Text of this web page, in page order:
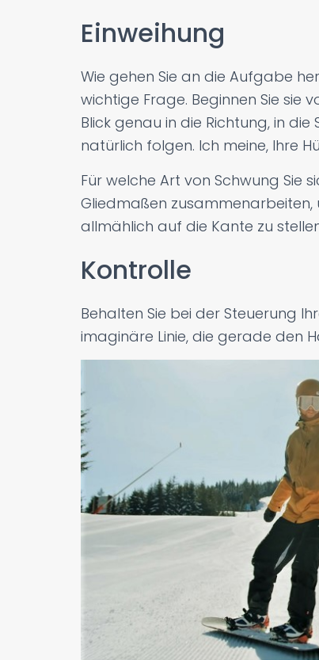
Einweihung
Wie gehen Sie an die Aufgabe
wichtige Frage. Beginnen Sie sie
Blick genau in die Richtung, in
natürlich folgen. Ich meine, Ihre
Für welche Art von Schwung Sie
Gliedmaßen
allmählich auf die Kante zu
Kontrolle
Behalten Sie bei der Steuerung
imaginäre Linie, die gerade den